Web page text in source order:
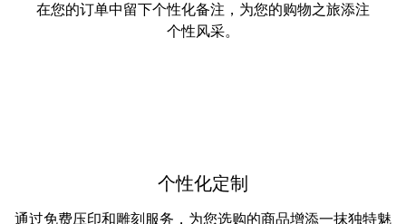
在您的订单中留下个性化备注，为您的购物之旅添注
个性风采。
个性化定制
通过免费压印和雕刻服务，为您选购的商品增添一抹独特魅